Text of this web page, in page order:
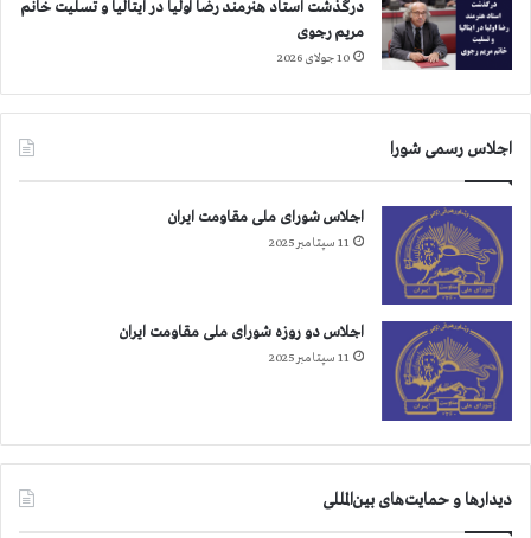
درگذشت استاد هنرمند رضا اولیا در ایتالیا و تسلیت خانم
مریم رجوی
10 جولای 2026
اجلاس رسمی شورا
اجلاس شورای ملی مقاومت ایران
11 سپتامبر 2025
اجلاس دو روزه شورای ملی مقاومت ایران
11 سپتامبر 2025
دیدارها و حمایت‌های بین‌المللی